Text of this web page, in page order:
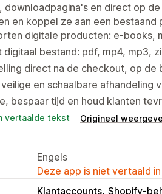
downloadpagina's en direct op
en koppel ze aan een
digitale producten: e-books,
digitaal bestand: pdf, mp4, mp3,
direct na de checkout, op de
en schaalbare afhandeling
bespaar tijd en houd klanten
vertaalde tekst Origineel
Engels
Deze app is niet vertaald
Klantaccounts Shopify-